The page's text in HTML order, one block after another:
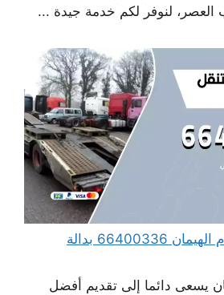
العصر، لنوفر لكم خدمة جيدة ...
ونش كرين سطحة ام الهيمان 66400336 بدالة
يسعى دائما إلى تقديم أفضل